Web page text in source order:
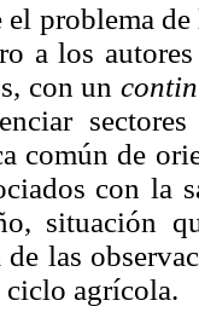
problema
a los
con un
común de
con la
situación
las
agrícola.